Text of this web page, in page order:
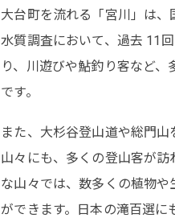
大台町を流れる「宮川」は、
水質調査において、過去 11
り、川遊びや鮎釣り客など
です。
また、大杉谷登山道や総門
山々にも、多くの登山客が訪
な山々では、数多くの植物や
ができます。日本の滝百選に